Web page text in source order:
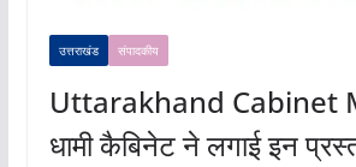
उत्तराखंड संपादकीय
Uttarakhand Cabinet
धामी कैबिनेट ने लगाई इन